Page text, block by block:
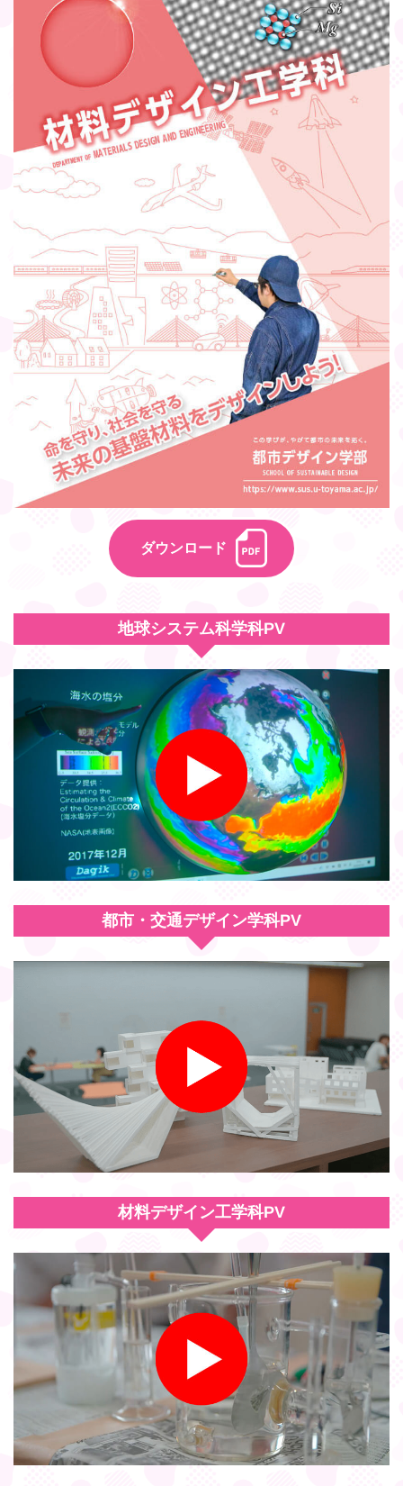
ダウンロード
地球システム科学科PV
都市・交通デザイン学科PV
材料デザイン工学科PV